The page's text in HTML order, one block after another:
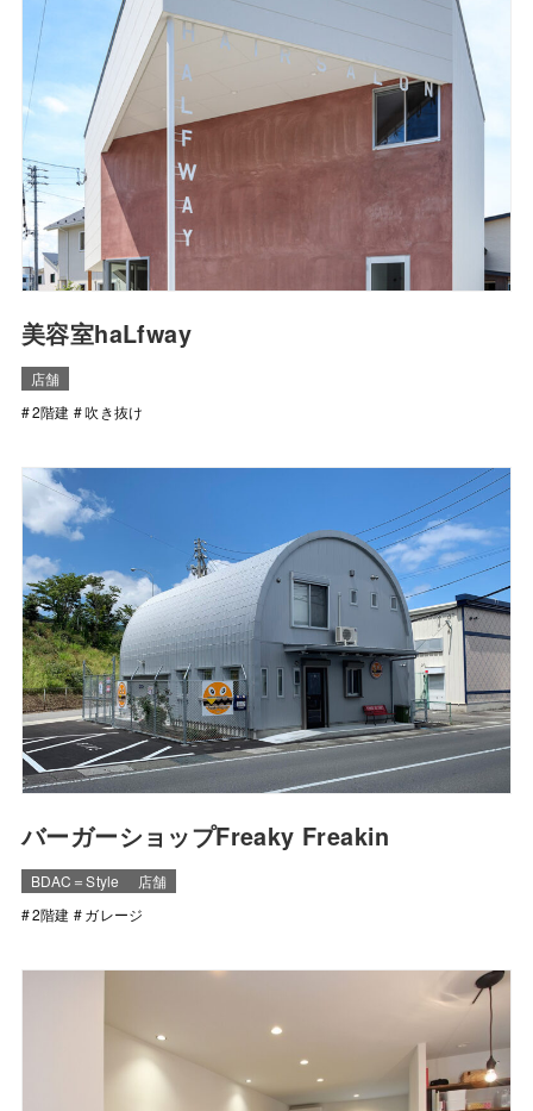
美容室haLfway
店舗
2階建
吹き抜け
バーガーショップFreaky Freakin
BDAC＝Style
店舗
2階建
ガレージ